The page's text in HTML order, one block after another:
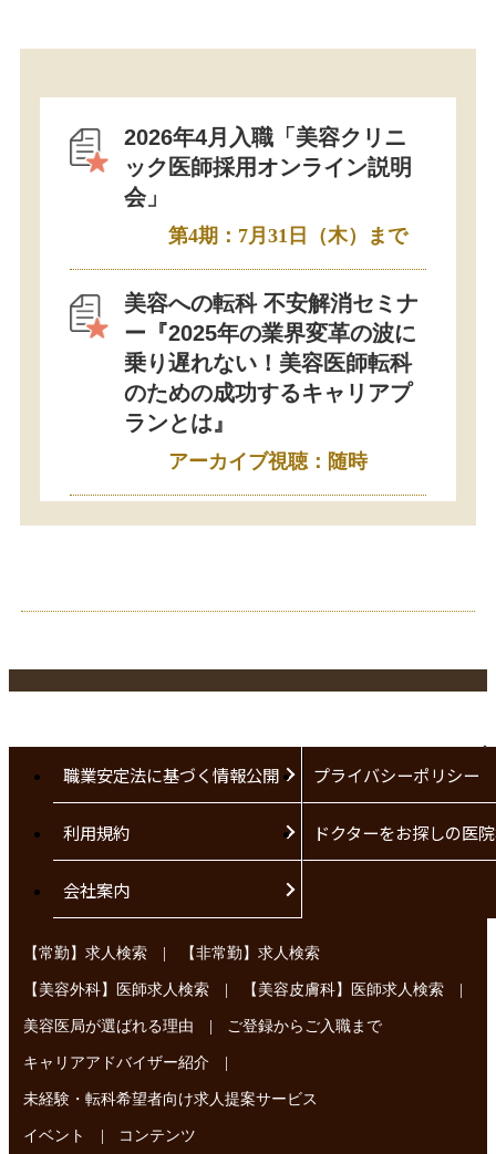
2026年4月入職「美容クリニ
ック医師採用オンライン説明
会」
第4期：7月31日（木）まで
美容への転科 不安解消セミナ
ー『2025年の業界変革の波に
乗り遅れない！美容医師転科
のための成功するキャリアプ
ランとは』
アーカイブ視聴：随時
職業安定法に基づく情報公開 プライバシーポリシー
利用規約 ドクターをお探しの医
会社案内
【常勤】求人検索 | 【非常勤】求人検索
【美容外科】医師求人検索 | 【美容皮膚科】医師求人検索 |
美容医局が選ばれる理由 | ご登録からご入職まで
キャリアアドバイザー紹介 |
未経験・転科希望者向け求人提案サービス
イベント | コンテンツ